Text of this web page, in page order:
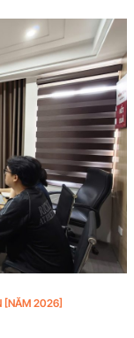
[NĂM 2026]